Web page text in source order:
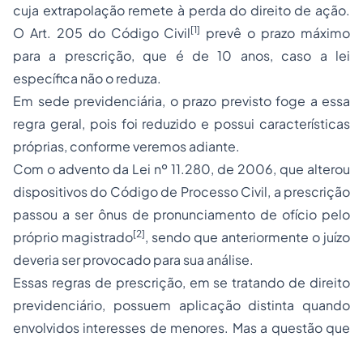
cuja extrapolação remete à perda do direito de ação.
O Art. 205 do Código Civil[1] prevê o prazo máximo
para a prescrição, que é de 10 anos, caso a lei
específica não o reduza.
Em sede previdenciária, o prazo previsto foge a essa
regra geral, pois foi reduzido e possui características
próprias, conforme veremos adiante.
Com o advento da Lei nº 11.280, de 2006, que alterou
dispositivos do Código de ProcessoCivil, a prescrição
passou a ser ônus de pronunciamento de ofício pelo
próprio magistrado[2], sendo que anteriormente o juízo
deveria ser provocado para sua análise.
Essas regras de prescrição, em se tratando de direito
previdenciário, possuem aplicação distinta quando
envolvidos interesses de menores. Mas a questão que